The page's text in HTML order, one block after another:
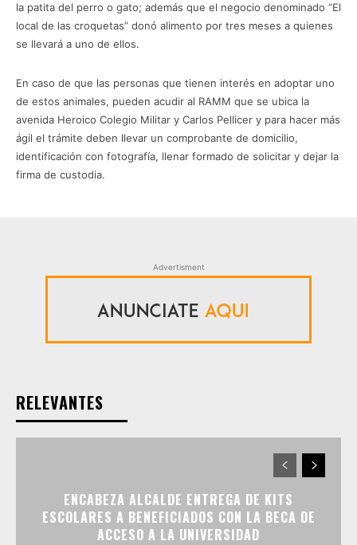
la patita del perro o gato; además que el negocio denominado “El
local de las croquetas” donó alimento por tres meses a quienes
se llevará a uno de ellos.
En caso de que las personas que tienen interés en adoptar uno
de estos animales, pueden acudir al RAMM que se ubica la
avenida Heroico Colegio Militar y Carlos Pellicer y para hacer más
ágil el trámite deben llevar un comprobante de domicilio,
identificación con fotografía, llenar formado de solicitar y dejar la
firma de custodia.
Advertisment
RELEVANTES
ENCABEZA ALCALDE ENTREGA DE KITS
ESCOLARES A BENEFICIADOS CON LA BECA DE
ACCESO A LA UNIVERSIDAD